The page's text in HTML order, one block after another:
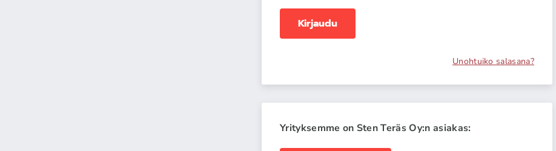
Kirjaudu
Unohtuiko salasana?
Yrityksemme on Sten Teräs Oy:n asiakas: